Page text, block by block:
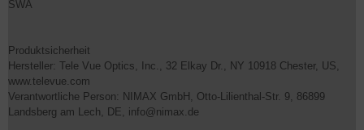
SWA
Produktsicherheit
Hersteller: Tele Vue Optics, Inc., 32 Elkay Dr., NY 10918 Chester, US,
www.televue.com
Verantwortliche Person: NIMAX GmbH, Otto-Lilienthal-Str. 9, 86899
Landsberg am Lech, DE, info@nimax.de